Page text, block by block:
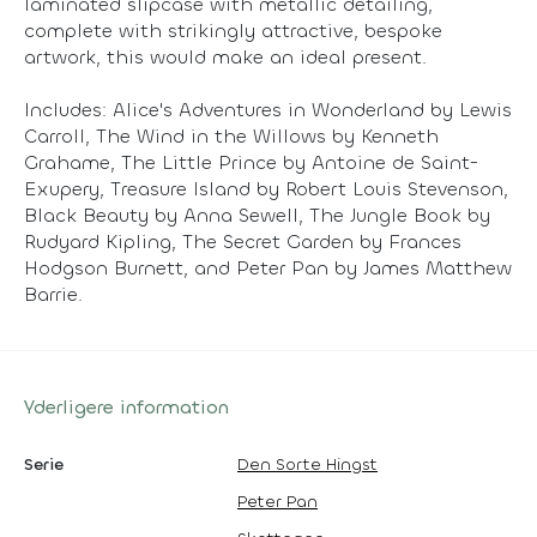
complete with strikingly attractive, bespoke
artwork, this would make an ideal present.
Includes: Alice's Adventures in Wonderland by Lewis
Carroll, The Wind in the Willows by Kenneth
Grahame, The Little Prince by Antoine de Saint-
Exupery, Treasure Island by Robert Louis Stevenson,
Black Beauty by Anna Sewell, The Jungle Book by
Rudyard Kipling, The Secret Garden by Frances
Hodgson Burnett, and Peter Pan by James Matthew
Barrie.
Yderligere information
Serie
Den Sorte Hingst
Peter Pan